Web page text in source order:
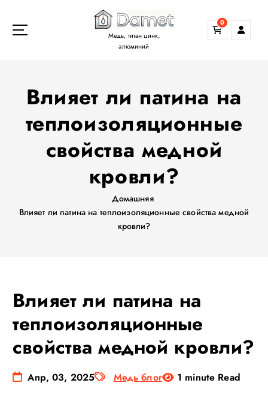
Медь, титан цинк,
алюминий
0
Влияет ли патина на
теплоизоляционные
свойства медной
кровли?
Домашняя
Влияет ли патина на теплоизоляционные свойства медной
кровли?
Влияет ли патина на
теплоизоляционные
свойства медной кровли?
Апр, 03, 2025 Медь блог 1 minute Read